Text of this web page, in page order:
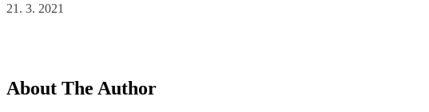
21. 3. 2021
About The Author